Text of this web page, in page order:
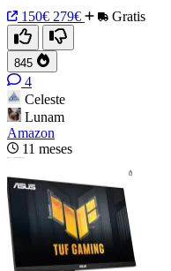
150€ 279€ Gratis
845
4
Celeste
Lunam
Amazon
11 meses